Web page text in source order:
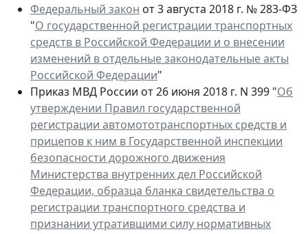
Федеральный закон от 3 августа 2018 г. № 283-ФЗ
"О государственной регистрации транспортных
средств в Российской Федерации и о внесении
изменений в отдельные законодательные акты
Российской Федерации"
Приказ МВД России от 26 июня 2018 г. N 399 "Об
утверждении Правил государственной
регистрации автомототранспортных средств и
прицепов к ним в Государственной инспекции
безопасности дорожного движения
Министерства внутренних дел Российской
Федерации, образца бланка свидетельства о
регистрации транспортного средства и
признании утратившими силу нормативных